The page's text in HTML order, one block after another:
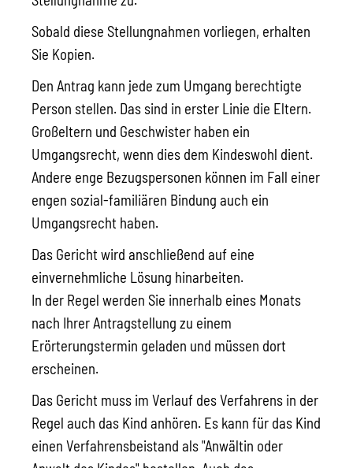
Sobald diese Stellungnahmen vorliegen, erhalten
Sie Kopien.
Den Antrag kann jede zum Umgang berechtigte
Person stellen. Das sind in erster Linie die Eltern.
Großeltern und Geschwister haben ein
Umgangsrecht, wenn dies dem Kindeswohl dient.
Andere enge Bezugspersonen können im Fall einer
engen sozial-familiären Bindung auch ein
Umgangsrecht haben.
Das Gericht wird anschließend auf eine
einvernehmliche Lösung hinarbeiten.
In der Regel werden Sie innerhalb eines Monats
nach Ihrer Antragstellung zu einem
Erörterungstermin geladen und müssen dort
erscheinen.
Das Gericht muss im Verlauf des Verfahrens in der
Regel auch das Kind anhören. Es kann für das Kind
einen Verfahrensbeistand als "Anwältin oder